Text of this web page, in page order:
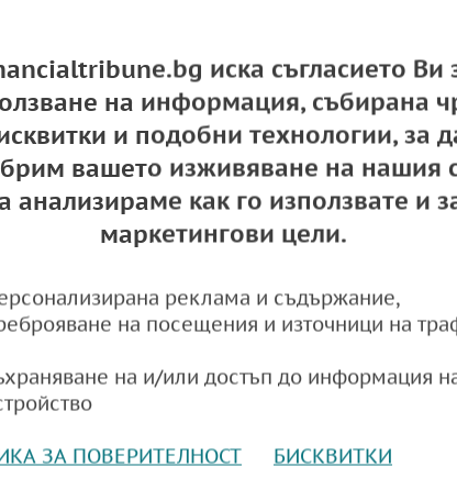
с веригите няма да реши проблема
иска съгласието Ви
на информация, събирана
и подобни технологии, за
вашето изживяване на нашия
анализираме как го използвате и
маркетингови цели.
реклама и съдържание,
на посещения и източници на
на и/или достъп до информация
ЗА ПОВЕРИТЕЛНОСТ БИСКВИТКИ